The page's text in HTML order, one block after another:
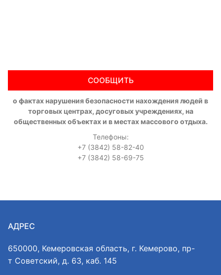
СООБЩИТЬ
о фактах нарушения безопасности нахождения людей в
торговых центрах, досуговых учреждениях, на
общественных объектах и в местах массового отдыха.
Телефоны:
+7 (3842) 58-82-40
+7 (3842) 58-69-75
АДРЕС
650000, Кемеровская область, г. Кемерово, пр-
т Советский, д. 63, каб. 145